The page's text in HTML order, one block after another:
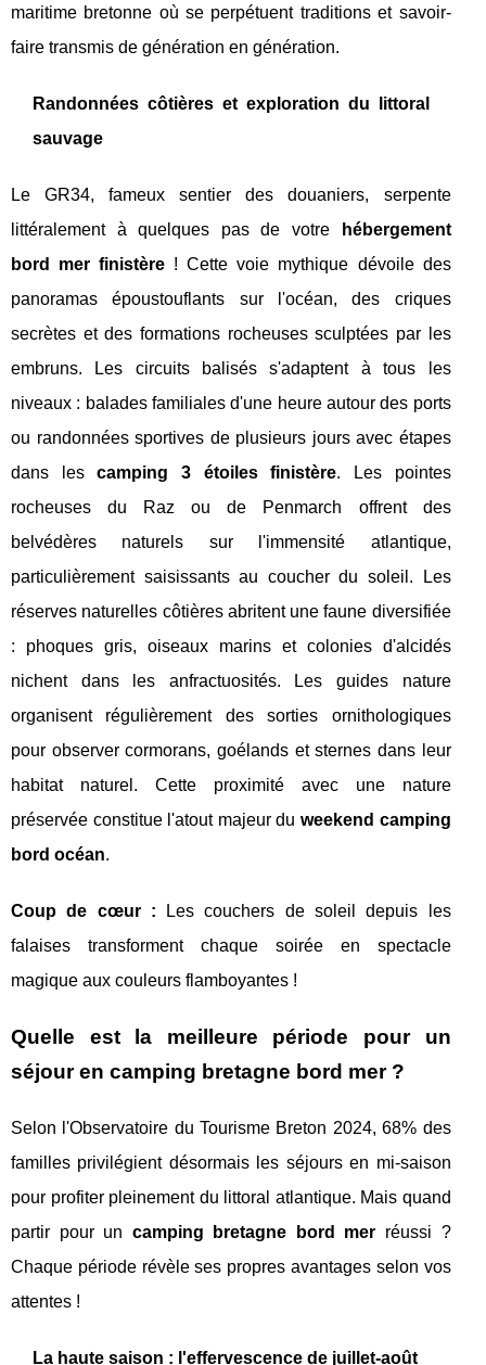
maritime bretonne où se perpétuent traditions et savoir-
faire transmis de génération en génération.
Randonnées côtières et exploration du littoral
sauvage
Le GR34, fameux sentier des douaniers, serpente
littéralement à quelques pas de votre
hébergement
bord mer finistère ! Cette voie mythique dévoile des
panoramas époustouflants sur l'océan, des criques
secrètes et des formations rocheuses sculptées par les
embruns. Les circuits balisés s'adaptent à tous les
niveaux : balades familiales d'une heure autour des ports
ou randonnées sportives de plusieurs jours avec étapes
dans lescamping 3 étoiles finistère. Les pointes
rocheuses du Raz ou de Penmarch offrent des
belvédères naturels sur l'immensité atlantique,
particulièrement saisissants au coucher du soleil. Les
réserves naturelles côtières abritent une faune diversifiée
: phoques gris, oiseaux marins et colonies d'alcidés
nichent dans les anfractuosités. Les guides nature
organisent régulièrement des sorties ornithologiques
pour observer cormorans, goélands et sternes dans leur
habitat naturel. Cette proximité avec une nature
préservée constitue l'atout majeur du weekend camping
bord océan.
Coup de cœur : Les couchers de soleil depuis les
falaises transforment chaque soirée en spectacle
magique aux couleurs flamboyantes !
Quelle est la meilleure période pour un
séjour en camping bretagne bord mer ?
Selon l'Observatoire du Tourisme Breton 2024, 68% des
familles privilégient désormais les séjours en mi-saison
pour profiter pleinement du littoral atlantique. Mais quand
partir pour un camping bretagne bord mer réussi ?
Chaque période révèle ses propres avantages selon vos
attentes !
La haute saison : l'effervescence de juillet-août